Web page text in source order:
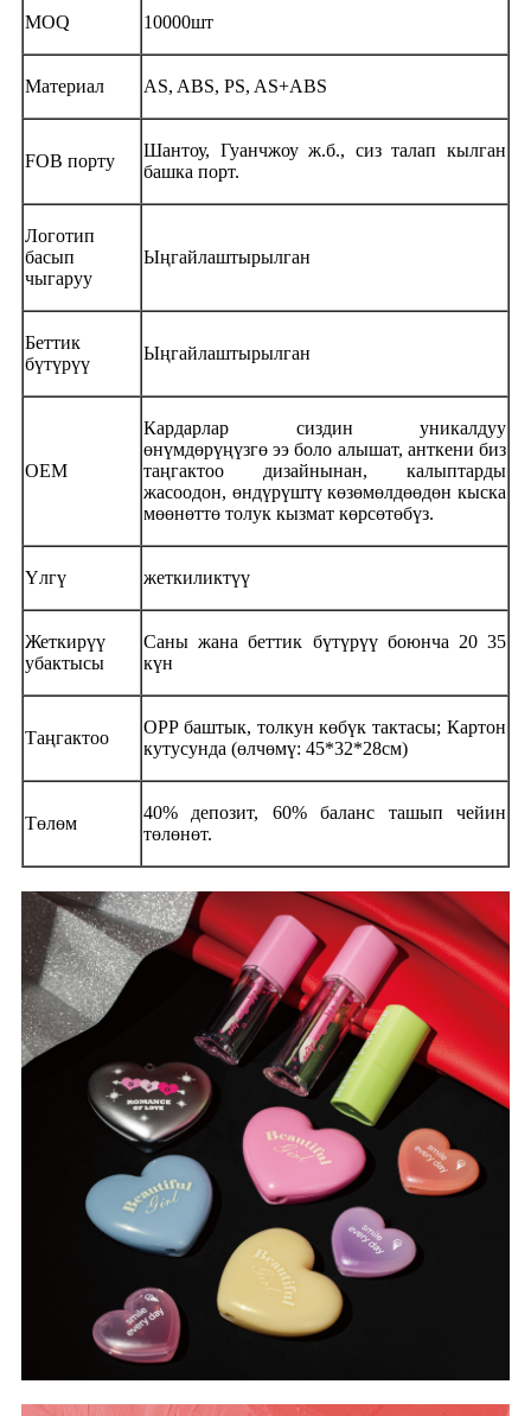
MOQ 10000шт
Материал AS, ABS, PS, AS+ABS
FOB порту
Шантоу, Гуанчжоу ж.б., сиз талап кылган
башка порт.
Логотип
басып
чыгаруу
Ыңгайлаштырылган
Беттик
бүтүрүү
Ыңгайлаштырылган
OEM
Кардарлар сиздин уникалдуу
өнүмдөрүңүзгө ээ боло алышат, анткени биз
таңгактоо дизайнынан, калыптарды
жасоодон, өндүрүштү көзөмөлдөөдөн кыска
мөөнөттө толук кызмат көрсөтөбүз.
Үлгү жеткиликтүү
Жеткирүү
убактысы
Саны жана беттик бүтүрүү боюнча 20 35
күн
Таңгактоо
OPP баштык, толкун көбүк тактасы; Картон
кутусунда (өлчөмү: 45*32*28см)
Төлөм
40% депозит, 60% баланс ташып чейин
төлөнөт.